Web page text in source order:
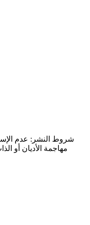
شروط النشر: عدم
مهاجمة الأديان أو